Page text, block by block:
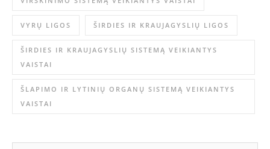
VYRŲ LIGOS ŠIRDIES IR KRAUJAGYSLIŲ LIGOS
ŠIRDIES IR KRAUJAGYSLIŲ SISTEMĄ VEIKIANTYS
VAISTAI
ŠLAPIMO IR LYTINIŲ ORGANŲ SISTEMĄ VEIKIANTYS
VAISTAI